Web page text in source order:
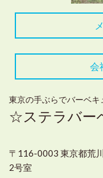
会
東京の手ぶらでバーベ
☆ステラバー
〒116-0003 東京都荒
2号室